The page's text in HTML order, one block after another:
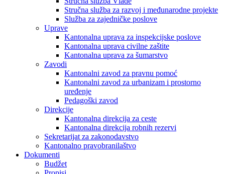
Stručna služba za razvoj i međunarodne projekte
Služba za zajedničke poslove
Uprave
Kantonalna uprava za inspekcijske poslove
Kantonalna uprava civilne zaštite
Kantonalna uprava za šumarstvo
Zavodi
Kantonalni zavod za pravnu pomoć
Kantonalni zavod za urbanizam i prostorno
uređenje
Pedagoški zavod
Direkcije
Kantonalna direkcija za ceste
Kantonalna direkcija robnih rezervi
Sekretarijat za zakonodavstvo
Kantonalno pravobranilaštvo
Dokumenti
Budžet